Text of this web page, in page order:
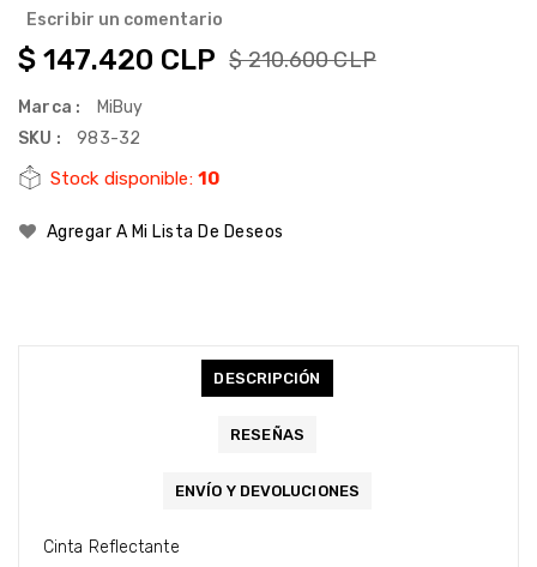
Escribir un comentario
$ 147.420 CLP $ 210.600 CLP
Marca :
MiBuy
SKU :
983-32
Stock disponible: 10
Agregar A Mi Lista De Deseos
DESCRIPCIÓN
RESEÑAS
ENVÍO Y DEVOLUCIONES
Cinta Reflectante